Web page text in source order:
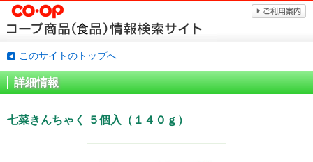
このサイトのトップへ
詳細情報
七菜きんちゃく ５個入（１４０ｇ）